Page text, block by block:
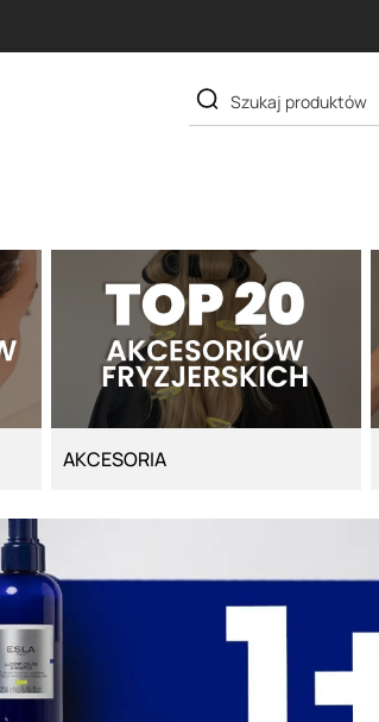
AKCESORIA